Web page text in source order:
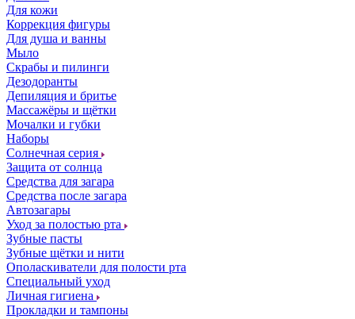
Для кожи
Коррекция фигуры
Для душа и ванны
Мыло
Скрабы и пилинги
Дезодоранты
Депиляция и бритье
Массажёры и щётки
Мочалки и губки
Наборы
Солнечная серия
Защита от солнца
Средства для загара
Средства после загара
Автозагары
Уход за полостью рта
Зубные пасты
Зубные щётки и нити
Ополаскиватели для полости рта
Специальный уход
Личная гигиена
Прокладки и тампоны